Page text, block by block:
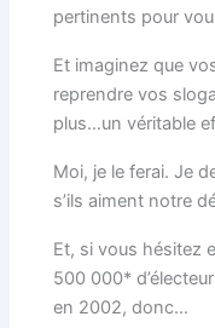
pertinents pour
Et imaginez que
reprendre vos
plus…un véritable
Moi, je le ferai. Je
s’ils aiment notre
Et, si vous hésitez
500 000*
en 2002, donc…